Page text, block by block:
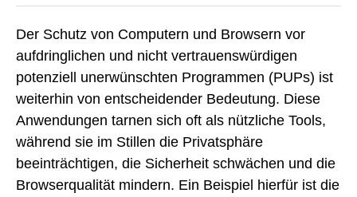
Der Schutz von Computern und Browsern vor
aufdringlichen und nicht vertrauenswürdigen
potenziell unerwünschten Programmen (PUPs) ist
weiterhin von entscheidender Bedeutung. Diese
Anwendungen tarnen sich oft als nützliche Tools,
während sie im Stillen die Privatsphäre
beeinträchtigen, die Sicherheit schwächen und die
Browserqualität mindern. Ein Beispiel hierfür ist die